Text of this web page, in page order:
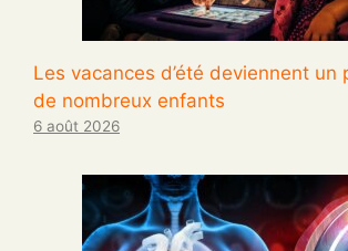
Les vacances d’été deviennent un
de nombreux enfants
6 août 2026